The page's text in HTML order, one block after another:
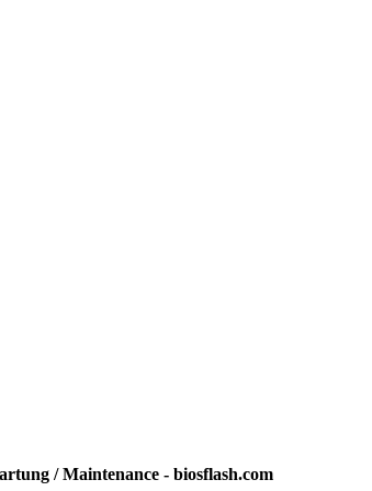
/ Maintenance - biosflash.com